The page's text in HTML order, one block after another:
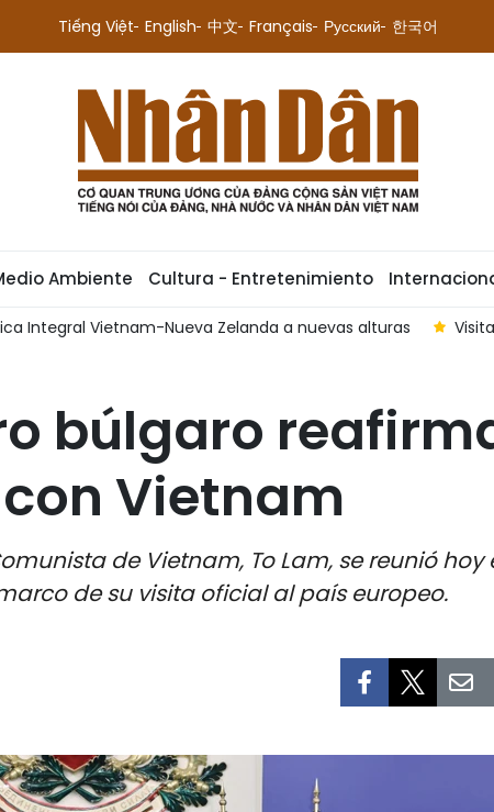
Tiếng Việt English 中文 Français Русский 한국어
Ambiente Cultura - Entretenimiento
Integral Vietnam-Nueva Zelanda a nuevas alturas
búlgaro
Vietnam
de Vietnam, To Lam, se reunió
de su visita oficial al país europeo.